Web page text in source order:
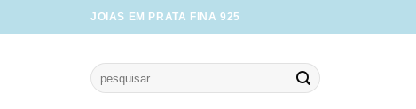
to
JOIAS EM PRATA FINA 925
Pesquisar
por: